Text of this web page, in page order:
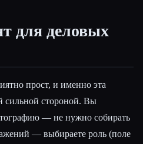
для деловых
прост, и именно эта
сильной стороной. Вы
— не нужно собирать
— выбираете роль (поле